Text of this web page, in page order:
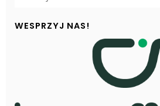
WESPRZYJ NAS!